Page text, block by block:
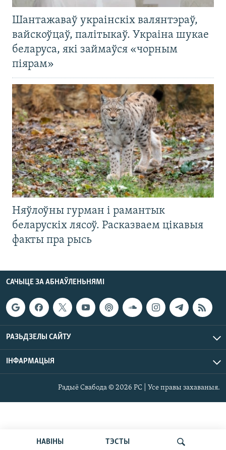
НАВІНЫ ТЭСТЫ
Шантажаваў украінскіх валянтэраў,
вайскоўцаў, палітыкаў. Украіна шукае
беларуса, які займаўся «чорным
піярам»
Няўлоўны гурман і рамантык
беларускіх лясоў. Расказваем цікавыя
факты пра рысь
САЧЫЦЕ ЗА АБНАЎЛЕНЬНЯМІ
РАЗЬДЗЕЛЫ САЙТУ
ІНФАРМАЦЫЯ
Радыё Свабода © 2026 РС | Усе правы захаваныя.